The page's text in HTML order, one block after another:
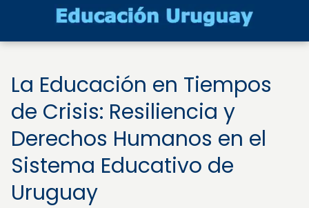
La Educación en Tiempos
de Crisis: Resiliencia y
Derechos Humanos en el
Sistema Educativo de
Uruguay